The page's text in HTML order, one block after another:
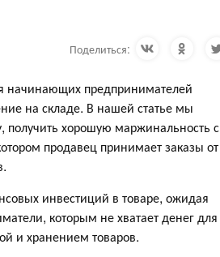
Поделиться:
начинающих предпринимателей
на складе. В нашей статье мы
получить хорошую маржинальность с
продавец принимает заказы от
инвестиций в товаре, ожидая
которым не хватает денег для
и хранением товаров.